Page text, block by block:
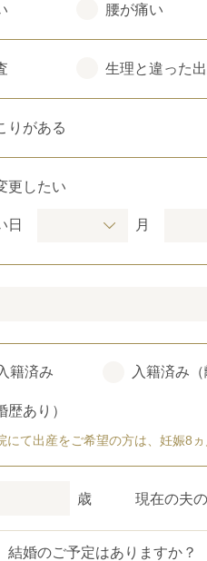
腰が痛い
生理と違った
りがある
更したい
日 月
籍済み 入籍済み（
歴あり）
にて出産をご希望の方は、妊娠8
歳 現在の夫
結婚のご予定はありますか？